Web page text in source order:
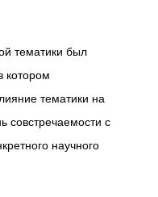
тематики был
котором
тематики на
совстречаемости с
научного